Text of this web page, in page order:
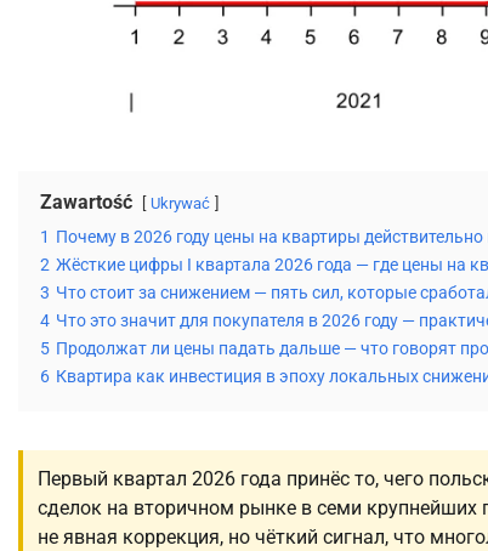
Zawartość Ukrywać
1 Почему в 2026 году цены на квартиры
2 Жёсткие цифры I квартала 2026 года — где цены на
3 Что стоит за снижением — пять сил, которые
4 Что это значит для покупателя в 2026 году —
5 Продолжат ли цены падать дальше — что говорят
6 Квартира как инвестиция в эпоху локальных
Первый квартал 2026 года принёс то, чего
сделок на вторичном рынке в семи крупнейших
не явная коррекция, но чёткий сигнал, что